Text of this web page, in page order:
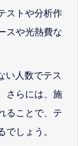
ストや分析作
スや光熱費な
い人数でテス
さらには、施
ることで、テ
でしょう。